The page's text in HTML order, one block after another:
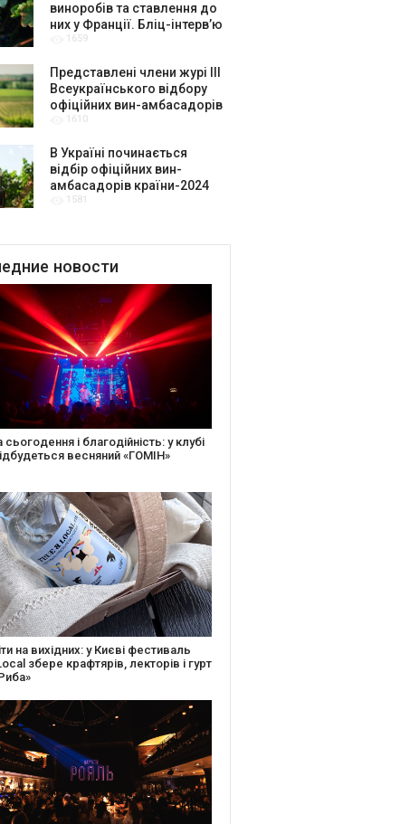
виноробів та ставлення до
них у Франції. Бліц-інтерв’ю
з керівниками музею вина
1659
Представлені члени журі ІІІ
Всеукраїнського відбору
офіційних вин-амбасадорів
України
1610
В Україні починається
відбір офіційних вин-
амбасадорів країни-2024
для центру культурної
1581
новости
святкову листівку та допоможіть
майстер-клас від БФ «Юлині
музичної історії: Caribbean Club
День Народження серією
подій